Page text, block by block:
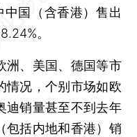
中国（含香港）售出
。
、美国、德国等市
情况，个别市场如欧
迪销量甚至不到去年
包括内地和香港）销